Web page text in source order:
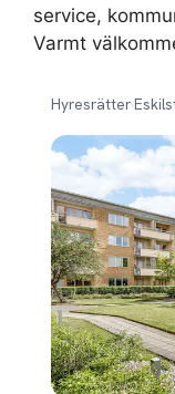
service,
Varmt
Hyresrätter›